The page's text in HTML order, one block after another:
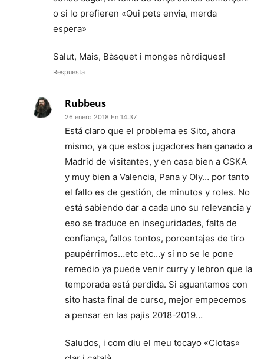
o si lo prefieren «Qui pets envia, merda
espera»
Salut, Mais, Bàsquet i monges nòrdiques!
Respuesta
Rubbeus
26 enero 2018 En 14:37
Está claro que el problema es Sito, ahora
mismo, ya que estos jugadores han ganado a
Madrid de visitantes, y en casa bien a CSKA
y muy bien a Valencia, Pana y Oly… por tanto
el fallo es de gestión, de minutos y roles. No
está sabiendo dar a cada uno su relevancia y
eso se traduce en inseguridades, falta de
confiança, fallos tontos, porcentajes de tiro
paupérrimos…etc etc…y si no se le pone
remedio ya puede venir curry y lebron que la
temporada está perdida. Si aguantamos con
sito hasta final de curso, mejor empecemos
a pensar en las pajis 2018-2019…
Saludos, i com diu el meu tocayo «Clotas»